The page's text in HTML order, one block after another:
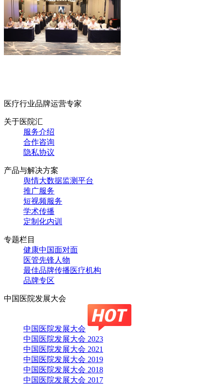
医疗行业品牌运营专家
关于医院汇
服务介绍
合作咨询
隐私协议
产品与解决方案
舆情大数据监测平台
推广服务
短视频服务
学术传播
定制化内训
专题栏目
健康中国面对面
医管先锋人物
最佳品牌传播医疗机构
品牌专区
中国医院发展大会
中国医院发展大会
中国医院发展大会 2023
中国医院发展大会 2021
中国医院发展大会 2019
中国医院发展大会 2018
中国医院发展大会 2017